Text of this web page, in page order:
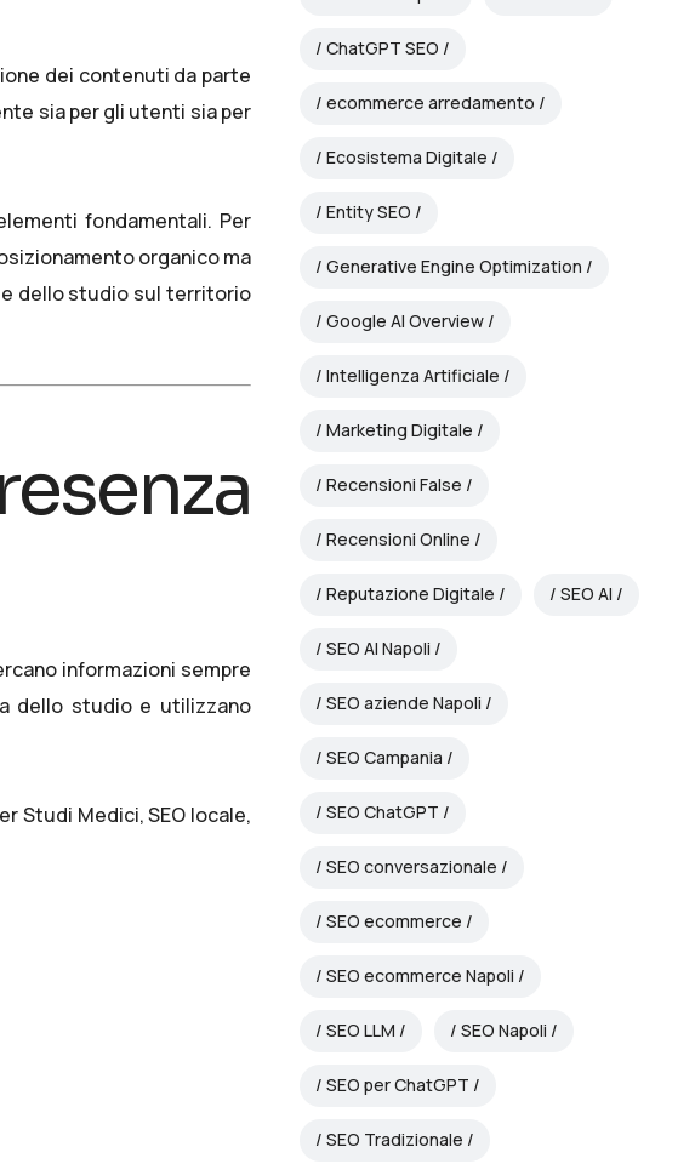
dei contenuti da parte
sia per gli utenti sia per
fondamentali. Per
organico ma
dello studio sul territorio
informazioni sempre
dello studio e utilizzano
Studi Medici, SEO locale,
ChatGPT SEO
ecommerce arredamento
Ecosistema Digitale
Entity SEO
Generative Engine Optimization
Google AI Overview
Intelligenza Artificiale
Marketing Digitale
Recensioni False
Recensioni Online
Reputazione Digitale SEO AI
SEO AI Napoli
SEO aziende Napoli
SEO Campania
SEO ChatGPT
SEO conversazionale
SEO ecommerce
SEO ecommerce Napoli
SEO LLM SEO Napoli
SEO per ChatGPT
SEO Tradizionale